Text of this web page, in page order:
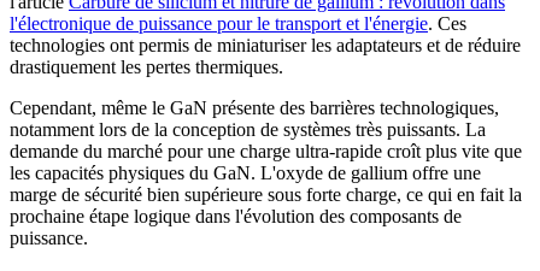
l'électronique de puissance pour le transport et l'énergie. Ces
technologies ont permis de miniaturiser les adaptateurs et de réduire
drastiquement les pertes thermiques.
Cependant, même le GaN présente des barrières technologiques,
notamment lors de la conception de systèmes très puissants. La
demande du marché pour une charge ultra-rapide croît plus vite que
les capacités physiques du GaN. L'oxyde de gallium offre une
marge de sécurité bien supérieure sous forte charge, ce qui en fait la
prochaine étape logique dans l'évolution des composants de
puissance.